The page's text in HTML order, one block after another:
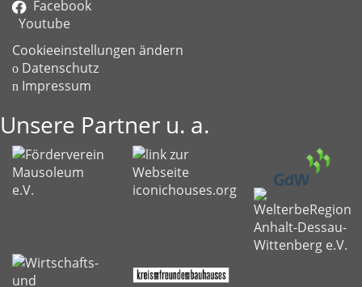
Facebook
Youtube
Cookieeinstellungen ändern
Datenschutz
Impressum
Unsere Partner u. a.